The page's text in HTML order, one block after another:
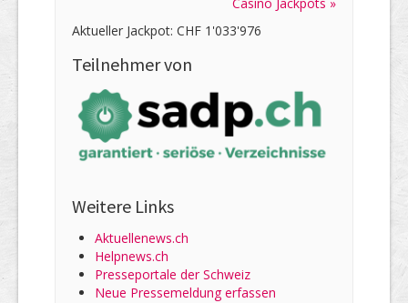
Aktueller Jackpot: CHF 1'033'976
Teilnehmer von
Weitere Links
Aktuellenews.ch
Helpnews.ch
Presseportale der Schweiz
Neue Pressemeldung erfassen